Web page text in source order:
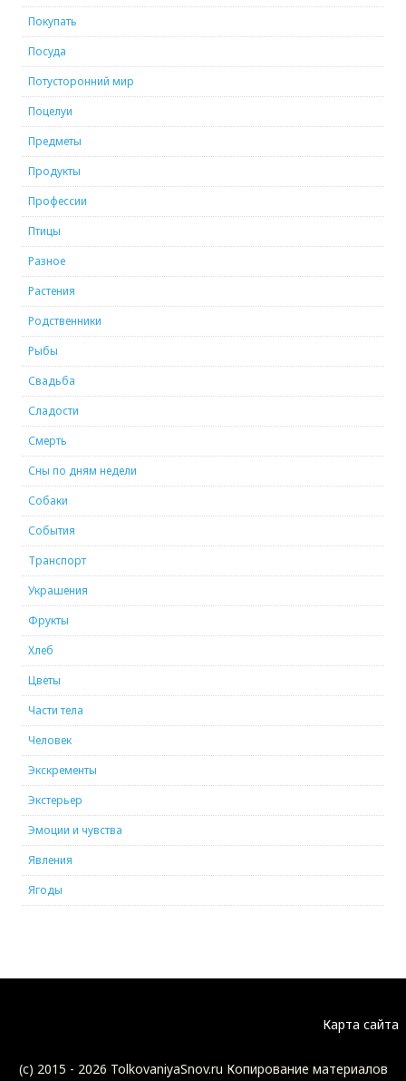
Покупать
Посуда
Потусторонний мир
Поцелуи
Предметы
Продукты
Профессии
Птицы
Разное
Растения
Родственники
Рыбы
Свадьба
Сладости
Смерть
Сны по дням недели
Собаки
События
Транспорт
Украшения
Фрукты
Хлеб
Цветы
Части тела
Человек
Экскременты
Экстерьер
Эмоции и чувства
Явления
Ягоды
Карта сайта
(c) 2015 - 2026 TolkovaniyaSnov.ru Копирование материалов